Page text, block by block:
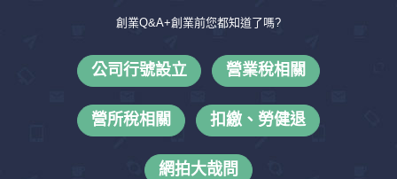
創業Q&A+創業前您都知道了嗎?
公司行號設立 營業稅相關
營所稅相關 扣繳、勞健退
網拍大哉問